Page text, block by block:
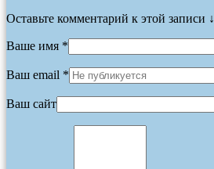
Оставьте комментарий к этой записи ↓
Ваше имя *
Ваш email *
Ваш сайт